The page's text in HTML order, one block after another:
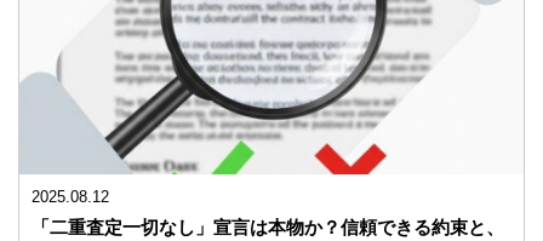
2025.08.12
「二重査定一切なし」宣言は本物か？信頼できる約束と、